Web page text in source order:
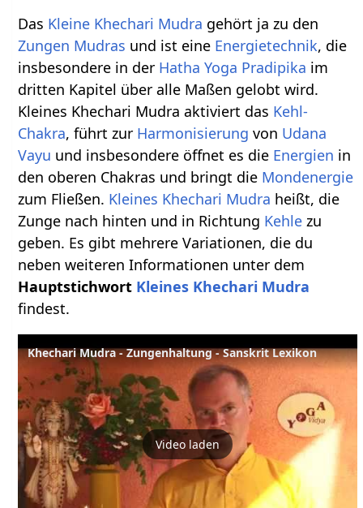
Das Kleine Khechari Mudra gehört ja zu den
Zungen Mudras und ist eine Energietechnik, die
insbesondere in der Hatha Yoga Pradipika im
dritten Kapitel über alle Maßen gelobt wird.
Kleines Khechari Mudra aktiviert das Kehl-
Chakra, führt zur Harmonisierung von Udana
Vayu und insbesondere öffnet es die Energien in
den oberen Chakras und bringt die Mondenergie
zum Fließen. Kleines Khechari Mudra heißt, die
Zunge nach hinten und in Richtung Kehle zu
geben. Es gibt mehrere Variationen, die du
neben weiteren Informationen unter dem
Hauptstichwort Kleines Khechari Mudra
findest.
Khechari Mudra - Zungenhaltung - Sanskrit Lexikon
Video laden